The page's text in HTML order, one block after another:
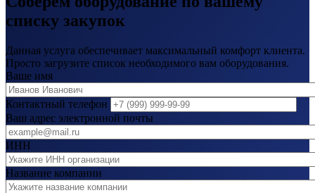
списку закупок
Данная услуга обеспечивает максимальный комфорт клиента.
Просто загрузите список необходимого вам оборудования.
Ваше имя
Контактный телефон
Ваш адрес электронной почты
ИНН
Название компании